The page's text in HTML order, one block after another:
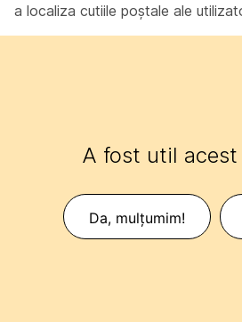
a localiza cutiile poștale ale
A fost util
Da, mulțumim!